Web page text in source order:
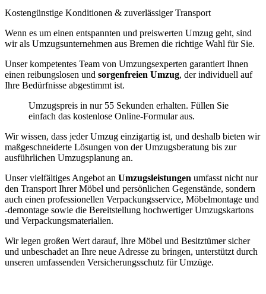
Kostengünstige Konditionen & zuverlässiger Transport
Wenn es um einen entspannten und preiswerten Umzug geht, sind
wir als Umzugsunternehmen aus Bremen die richtige Wahl für Sie.
Unser kompetentes Team von Umzungsexperten garantiert Ihnen
einen reibungslosen und sorgenfreien Umzug, der individuell auf
Ihre Bedürfnisse abgestimmt ist.
Umzugspreis in nur 55 Sekunden erhalten. Füllen Sie
einfach das kostenlose Online-Formular aus.
Wir wissen, dass jeder Umzug einzigartig ist, und deshalb bieten wir
maßgeschneiderte Lösungen von der Umzugsberatung bis zur
ausführlichen Umzugsplanung an.
Unser vielfältiges Angebot an Umzugsleistungen umfasst nicht nur
den Transport Ihrer Möbel und persönlichen Gegenstände, sondern
auch einen professionellen Verpackungsservice, Möbelmontage und
-demontage sowie die Bereitstellung hochwertiger Umzugskartons
und Verpackungsmaterialien.
Wir legen großen Wert darauf, Ihre Möbel und Besitztümer sicher
und unbeschadet an Ihre neue Adresse zu bringen, unterstützt durch
unseren umfassenden Versicherungsschutz für Umzüge.